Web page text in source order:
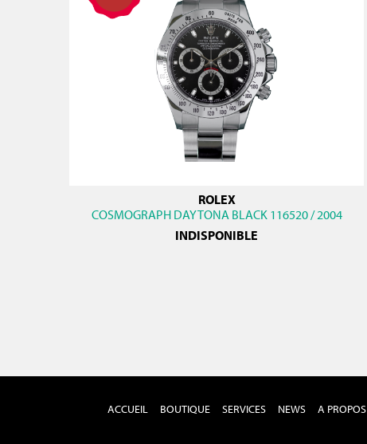
ROLEX
COSMOGRAPH DAYTONA BLACK 116520 / 2004
INDISPONIBLE
ACCUEIL BOUTIQUE SERVICES NEWS A PROPOS